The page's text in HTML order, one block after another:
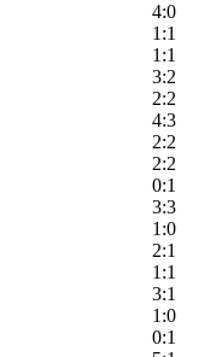
4:0
1:1
1:1
3:2
2:2
4:3
2:2
2:2
0:1
3:3
1:0
2:1
1:1
3:1
1:0
0:1